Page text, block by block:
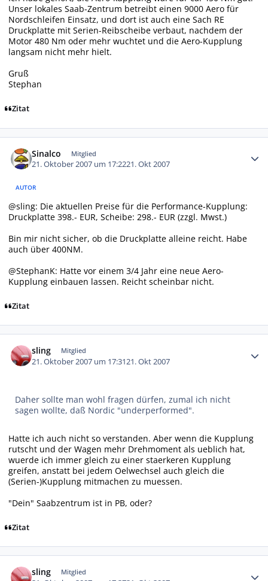
Unser lokales Saab-Zentrum betreibt einen 9000 Aero für
Nordschleifen Einsatz, und dort ist auch eine Sach RE
Druckplatte mit Serien-Reibscheibe verbaut, nachdem der
Motor 480 Nm oder mehr wuchtet und die Aero-Kupplung
langsam nicht mehr hielt.
Gruß
Stephan
Zitat
Sinalco Mitglied
21. Oktober 2007 um 17:2221. Okt 2007
AUTOR
@sling: Die aktuellen Preise für die Performance-Kupplung:
Druckplatte 398.- EUR, Scheibe: 298.- EUR (zzgl. Mwst.)
Bin mir nicht sicher, ob die Druckplatte alleine reicht. Habe
auch über 400NM.
@StephanK: Hatte vor einem 3/4 Jahr eine neue Aero-
Kupplung einbauen lassen. Reicht scheinbar nicht.
Zitat
sling Mitglied
21. Oktober 2007 um 17:3121. Okt 2007
Daher sollte man wohl fragen dürfen, zumal ich nicht
sagen wollte, daß Nordic "underperformed".
Hatte ich auch nicht so verstanden. Aber wenn die Kupplung
rutscht und der Wagen mehr Drehmoment als ueblich hat,
wuerde ich immer gleich zu einer staerkeren Kupplung
greifen, anstatt bei jedem Oelwechsel auch gleich die
(Serien-)Kupplung mitmachen zu muessen.
"Dein" Saabzentrum ist in PB, oder?
Zitat
sling Mitglied